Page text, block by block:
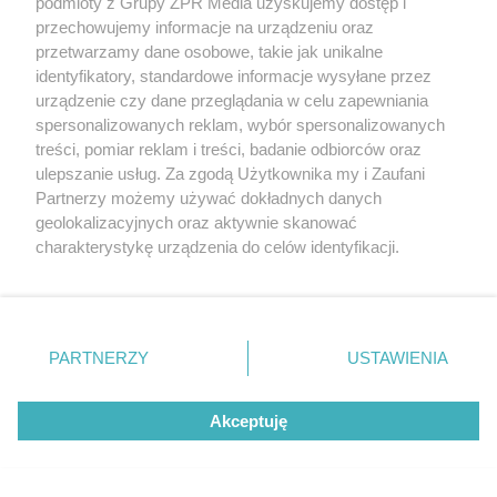
przechowujemy informacje na urządzeniu oraz
przetwarzamy dane osobowe, takie jak unikalne
identyfikatory, standardowe informacje wysyłane przez
urządzenie czy dane przeglądania w celu zapewniania
spersonalizowanych reklam, wybór spersonalizowanych
treści, pomiar reklam i treści, badanie odbiorców oraz
ulepszanie usług. Za zgodą Użytkownika my i Zaufani
Partnerzy możemy używać dokładnych danych
geolokalizacyjnych oraz aktywnie skanować
charakterystykę urządzenia do celów identyfikacji.
zmienić/wycofać klikając przycisk ustawień prywatności
znajdujący się w lewym dolnym rogu strony
rodzaje przetwarzania danych nie wymagają zgody
użytkownika, ale masz prawo sprzeciwić się takiemu
przetwarzaniu. Preferencje będą miały zastosowanie tylko
PARTNERZY USTAWIENIA
Akceptuję